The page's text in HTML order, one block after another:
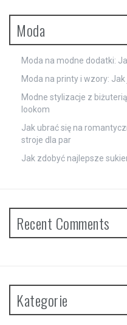
Moda
Moda na modne dodatki:
Moda na printy i wzory:
Modne stylizacje z
lookom
Jak ubrać się na
stroje dla par
Jak zdobyć najlepsze
Recent Comments
Kategorie